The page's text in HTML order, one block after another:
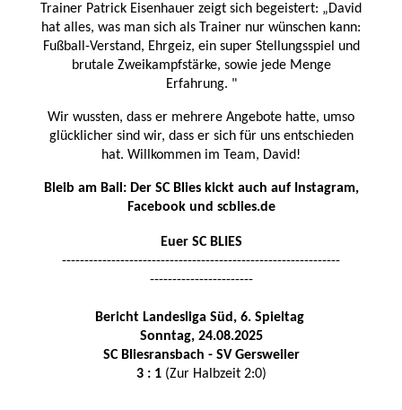
Trainer Patrick Eisenhauer zeigt sich begeistert: „David
hat alles, was man sich als Trainer nur wünschen kann:
Fußball-Verstand, Ehrgeiz, ein super Stellungsspiel und
brutale Zweikampfstärke, sowie jede Menge
Erfahrung. "
Wir wussten, dass er mehrere Angebote hatte, umso
glücklicher sind wir, dass er sich für uns entschieden
hat. Willkommen im Team, David!
Bleib am Ball: Der SC Blies kickt auch auf Instagram,
Facebook und scblies.de
Euer SC BLIES
--------------------------------------------------------------
-----------------------
Bericht Landesliga Süd, 6. Spieltag
Sonntag, 24.08.2025
SC Bliesransbach - SV Gersweiler
3 : 1(Zur Halbzeit 2:0)